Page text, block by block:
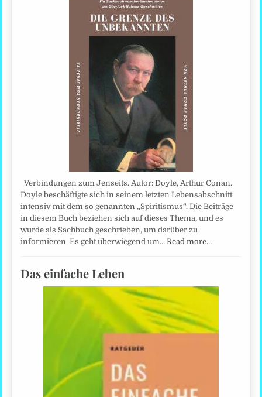
Verbindungen zum Jenseits. Autor: Doyle, Arthur Conan.
Doyle beschäftigte sich in seinem letzten Lebensabschnitt
intensiv mit dem so genannten „Spiritismus“. Die Beiträge
in diesem Buch beziehen sich auf dieses Thema, und es
wurde als Sachbuch geschrieben, um darüber zu
informieren. Es geht überwiegend um…Read more…
Das einfache Leben